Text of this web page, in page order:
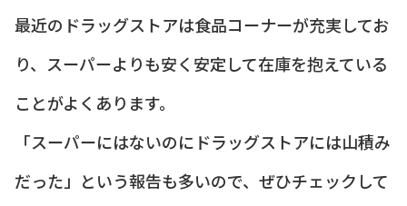
最近のドラッグストアは食品コーナーが充実してお
り、スーパーよりも安く安定して在庫を抱えている
ことがよくあります。
「スーパーにはないのにドラッグストアには山積み
だった」という報告も多いので、ぜひチェックして